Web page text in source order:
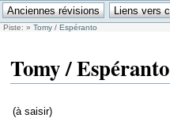
Piste: » Tomy / Espéranto
Tomy / Espéranto
(à saisir)